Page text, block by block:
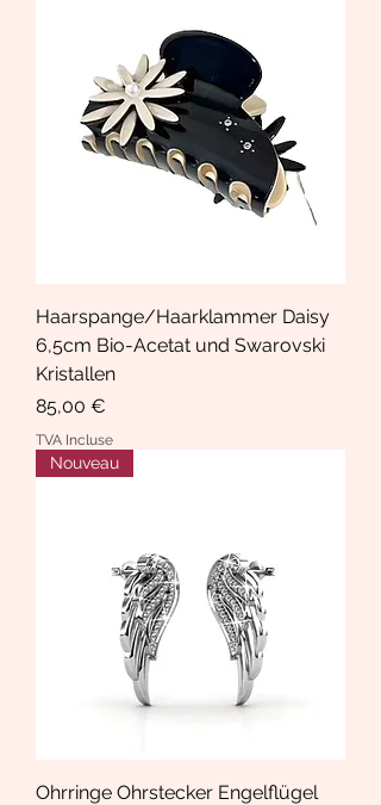
Haarspange/Haarklammer Daisy
6,5cm Bio-Acetat und Swarovski
Kristallen
Prix
85,00 €
TVA Incluse
Nouveau
Ohrringe Ohrstecker Engelflügel